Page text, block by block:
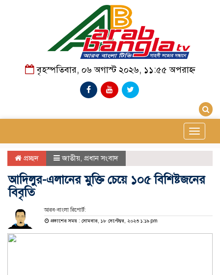
বৃহস্পতিবার, ০৬ অগাস্ট ২০২৬, ১১:৫৫ অপরাহ্ন
Toggle
প্রচ্ছদ জাতীয়, প্রধান সংবাদ
আদিলুর-এলানের মুক্তি চেয়ে ১০৫ বিশিষ্টজনের
বিবৃতি
আরব-বাংলা রিপোর্ট:
প্রকাশের সময় : সোমবার, ১৮ সেপ্টেম্বর, ২০২৩ ১:১৯ pm